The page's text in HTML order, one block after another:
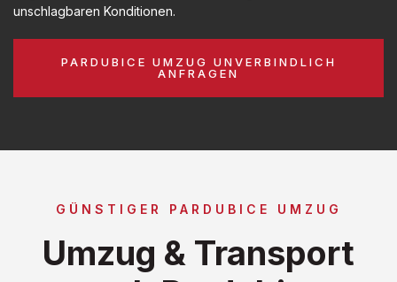
unschlagbaren Konditionen.
PARDUBICE UMZUG UNVERBINDLICH
ANFRAGEN
GÜNSTIGER PARDUBICE UMZUG
Umzug & Transport